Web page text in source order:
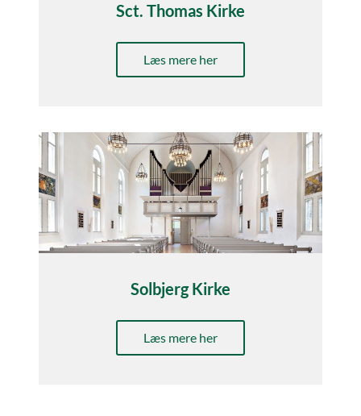
Sct. Thomas Kirke
Læs mere her
Solbjerg Kirke
Læs mere her